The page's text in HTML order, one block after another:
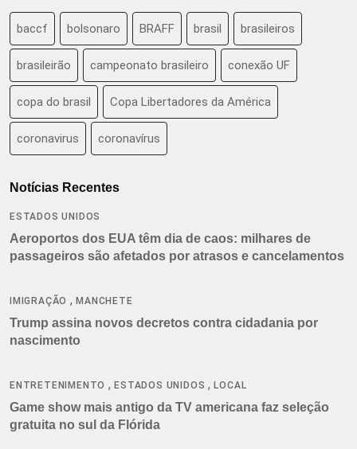
baccf bolsonaro BRAFF brasil brasileiros
brasileirão campeonato brasileiro conexão UF
copa do brasil Copa Libertadores da América
coronavirus coronavírus
Notícias Recentes
ESTADOS UNIDOS
Aeroportos dos EUA têm dia de caos: milhares de
passageiros são afetados por atrasos e cancelamentos
IMIGRAÇÃO ,MANCHETE
Trump assina novos decretos contra cidadania por
nascimento
ENTRETENIMENTO ,ESTADOS UNIDOS ,LOCAL
Game show mais antigo da TV americana faz seleção
gratuita no sul da Flórida